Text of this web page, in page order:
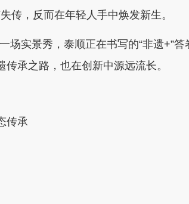
传，反而在年轻人手中焕发新生。
实景秀，泰顺正在书写的“非遗+”答
传承之路，也在创新中源远流长。
传承